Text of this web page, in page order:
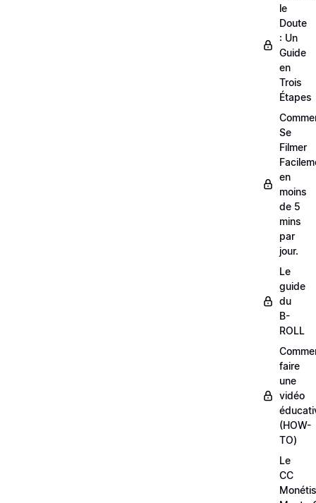
le
Doute
: Un
Guide
en
Trois
Étapes
Se
Filmer
en
moins
de 5
mins
par
jour.
Le
guide
du
B-
ROLL
faire
une
vidéo
(HOW-
TO)
Le
CC